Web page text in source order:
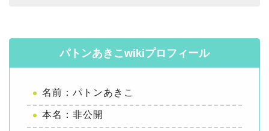
パトンあきこwikiプロフィール
名前：パトンあきこ
本名：非公開